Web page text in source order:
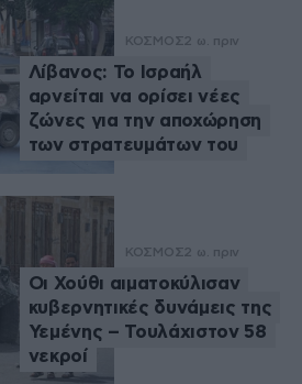
ΚΟΣΜΟΣ2 ω. πριν
Λίβανος: Το Ισραήλ
αρνείται να ορίσει νέες
ζώνες για την αποχώρηση
των στρατευμάτων του
ΚΟΣΜΟΣ2 ω. πριν
Οι Χούθι αιματοκύλισαν
κυβερνητικές δυνάμεις της
Υεμένης – Τουλάχιστον 58
νεκροί